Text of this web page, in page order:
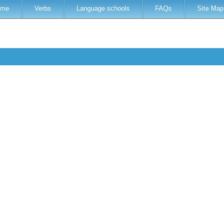
Verbs Language schools FAQs Site Map